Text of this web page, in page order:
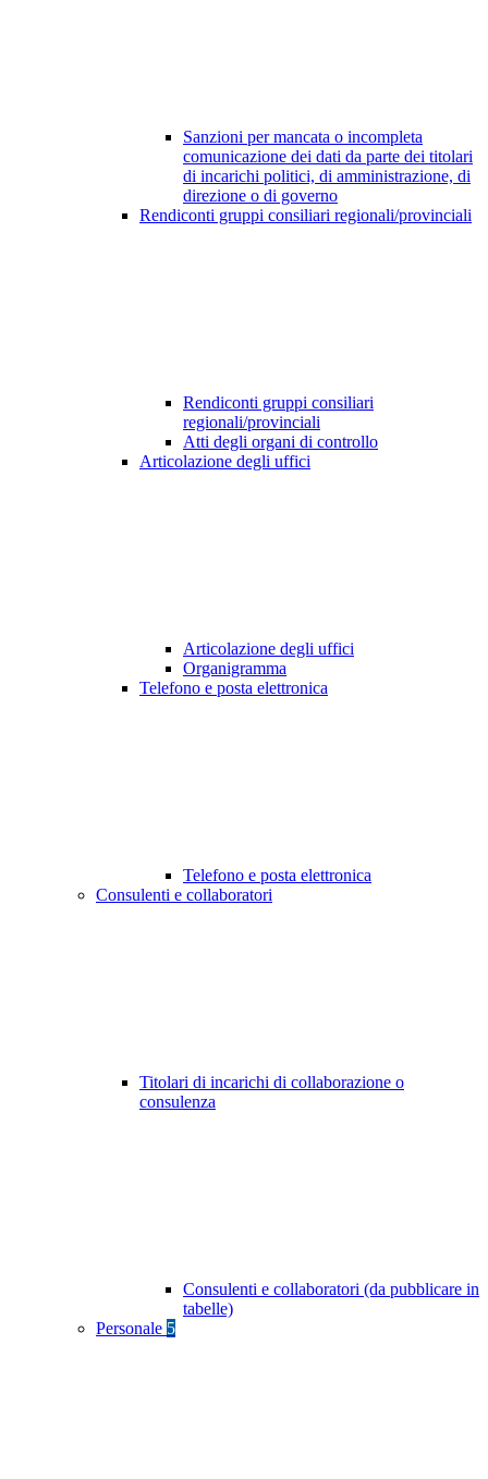
Sanzioni per mancata o incompleta
comunicazione dei dati da parte dei titolari
di incarichi politici, di amministrazione, di
direzione o di governo
Rendiconti gruppi consiliari regionali/provinciali
Rendiconti gruppi consiliari
regionali/provinciali
Atti degli organi di controllo
Articolazione degli uffici
Articolazione degli uffici
Organigramma
Telefono e posta elettronica
Telefono e posta elettronica
Consulenti e collaboratori
Titolari di incarichi di collaborazione o
consulenza
Consulenti e collaboratori (da pubblicare in
tabelle)
Personale 5